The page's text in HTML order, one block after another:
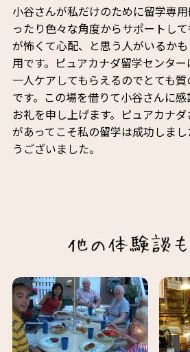
小谷さんが私だけのために留学専
ったり色々な角度からサポートし
が怖くて心配、と思う人がいるか
用です。ピュアカナダ留学センタ
一人ケアしてもらえるのでとても
です。この場を借りて小谷さんに
お礼を申し上げます。ピュアカナ
があってこそ私の留学は成功しま
うございました。